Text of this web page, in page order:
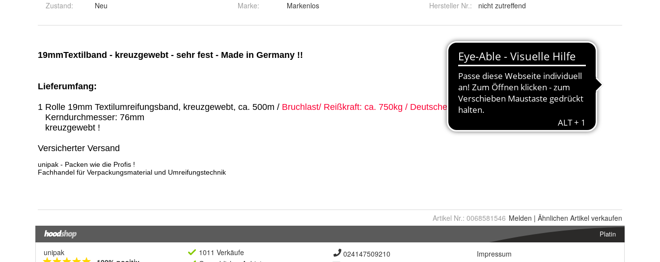
Zustand: Neu Marke: Markenlos Hersteller Nr.: nicht zutreffend
Artikel Nr.: 0068581546 Melden | Ähnlichen Artikel verkaufen
Platin
unipak
1011 Verkäufe
024147509210
Impressum